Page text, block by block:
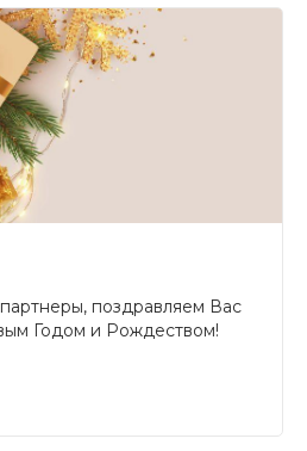
поздравляем Вас
Годом и Рождеством!